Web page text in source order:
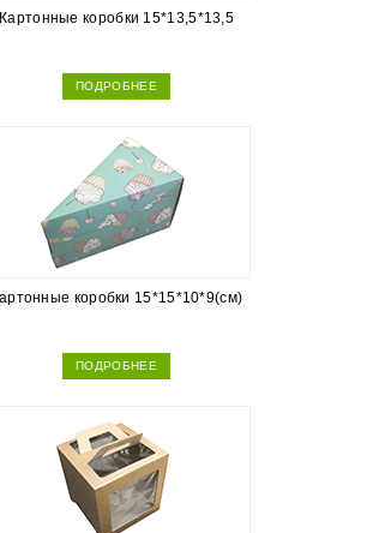
Картонные коробки 15*13,5*13,5
ПОДРОБНЕЕ
коробки 15*15*10*9(см)
ПОДРОБНЕЕ